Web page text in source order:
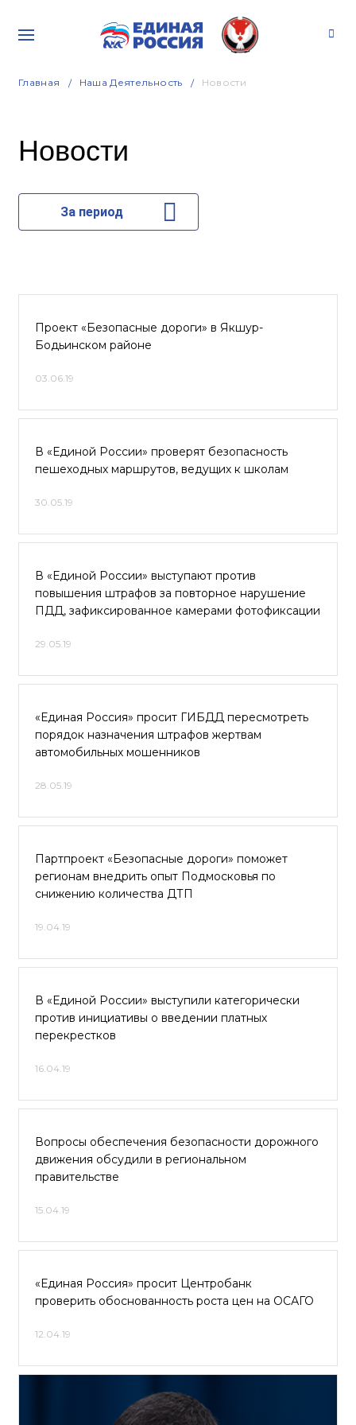
Главная Наша Деятельность Новости
Новости
За период
Проект «Безопасные дороги» в Якшур-
Бодьинском районе
03.06.19
В «Единой России» проверят безопасность
пешеходных маршрутов, ведущих к школам
30.05.19
В «Единой России» выступают против
повышения штрафов за повторное нарушение
ПДД, зафиксированное камерами фотофиксации
29.05.19
«Единая Россия» просит ГИБДД пересмотреть
порядок назначения штрафов жертвам
автомобильных мошенников
28.05.19
Партпроект «Безопасные дороги» поможет
регионам внедрить опыт Подмосковья по
снижению количества ДТП
19.04.19
В «Единой России» выступили категорически
против инициативы о введении платных
перекрестков
16.04.19
Вопросы обеспечения безопасности дорожного
движения обсудили в региональном
правительстве
15.04.19
«Единая Россия» просит Центробанк
проверить обоснованность роста цен на ОСАГО
12.04.19